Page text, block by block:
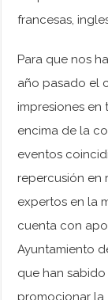
francesas,
Para que nos
año pasado el
impresiones
encima de la
eventos
repercusión en
expertos en la
cuenta con
Ayuntamiento
que han
promocionar la